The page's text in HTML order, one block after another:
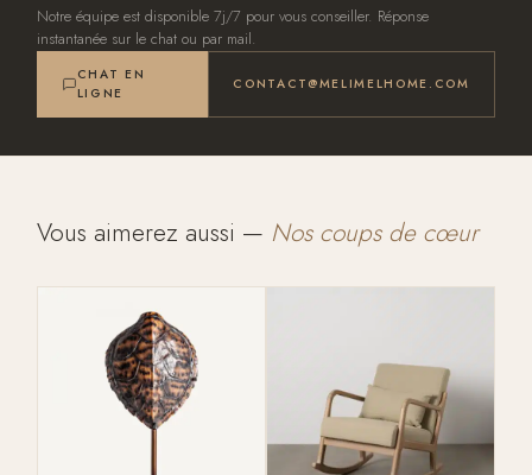
Notre équipe est disponible 7j/7 pour vous conseiller. Réponse
instantanée sur le chat ou par mail.
CHAT EN
LIGNE
CONTACT@MELIMELHOME.COM
Vous aimerez aussi — Nos coups de cœur